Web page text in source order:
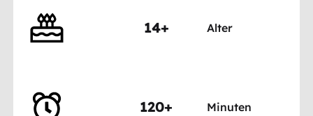
14+ Alter
120+ Minuten